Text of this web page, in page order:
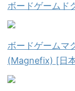
ボードゲームド
ボードゲームマ
(Magnefix) [日